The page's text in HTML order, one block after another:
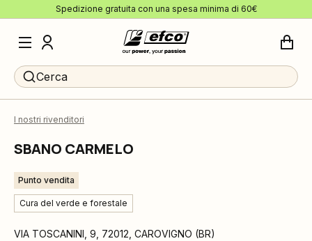
Spedizione gratuita con una spesa minima di 60€
Cerca
I nostri rivenditori
SBANO CARMELO
Punto vendita
Cura del verde e forestale
VIA TOSCANINI, 9 72012 CAROVIGNO (BR)